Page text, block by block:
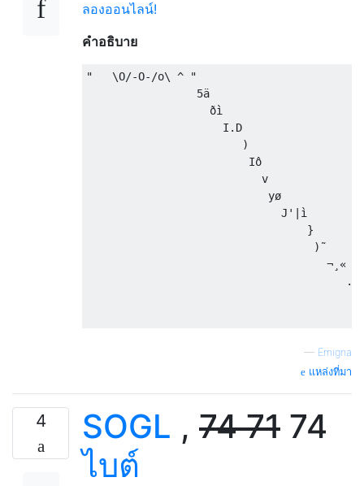
ลองออนไลน์!
คำอธิบาย
"   \O/-O-/o\ ^ "
5ä
ðì
I.D
)
Iô
v
yø
J'|ì
}
)˜
¬¸«
— Emigna
แหล่งที่มา
4 SOGL , 7471 74
ไบต์